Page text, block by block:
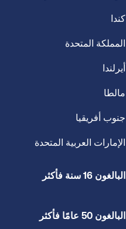
كندا
المملكة المتحدة
أيرلندا
مالطا
جنوب أفريقيا
الإمارات العربية المتحدة
البالغون 16 سنة فأكثر
البالغون 50 عامًا فأكثر